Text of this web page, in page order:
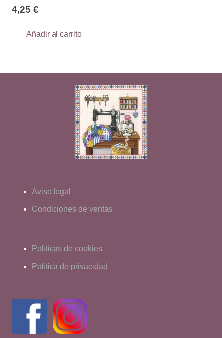
4,25 €
Añadir al carrito
Aviso legal
Condiciones de ventas
Políticas de cookies
Política de privacidad